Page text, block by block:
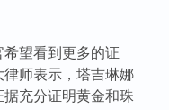
望看到更多的证
师表示，塔吉琳娜
充分证明黄金和珠